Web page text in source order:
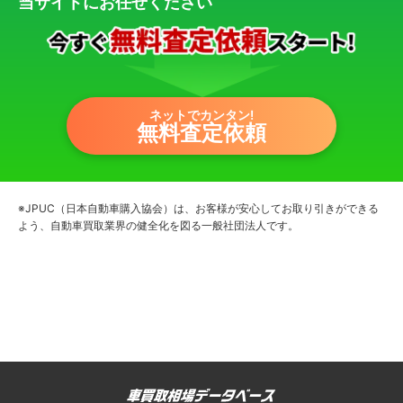
ネットでカンタン!
無料査定依頼
※JPUC（日本自動車購入協会）は、お客様が安心してお取り引きができる
よう、自動車買取業界の健全化を図る一般社団法人です。